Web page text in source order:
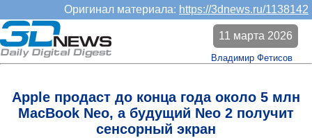
Оригинал материала: https://3dnews.ru/1138142
Apple продаст до конца года около 5 млн
MacBook Neo, а будущий Neo 2 получит
сенсорный экран
11 марта 2026
Владимир Фетисов